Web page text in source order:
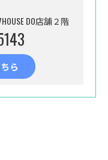
DO店舗２階
ら